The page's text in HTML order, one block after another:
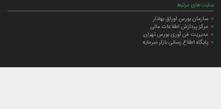
سایت‌های مرتبط
سازمان بورس اوراق بهادار
مرکز پردازش اطلاعات مالی
مدیریت فن آوری بورس تهران
پایگاه اطلاع رسانی بازار سرمایه
ارتباط با صندوق